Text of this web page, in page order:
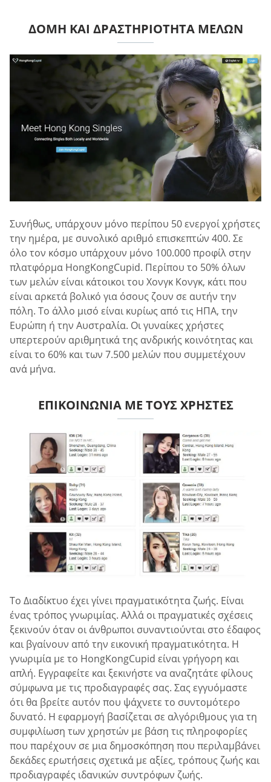
ΔΟΜΉ ΚΑΙ ΔΡΑΣΤΗΡΙΌΤΗΤΑ ΜΕΛΏΝ
Συνήθως, υπάρχουν μόνο περίπου 50 ενεργοί χρήστες
την ημέρα, με συνολικό αριθμό επισκεπτών 400. Σε
όλο τον κόσμο υπάρχουν μόνο 100.000 προφίλ στην
πλατφόρμα HongKongCupid. Περίπου το 50% όλων
των μελών είναι κάτοικοι του Χονγκ Κονγκ, κάτι που
είναι αρκετά βολικό για όσους ζουν σε αυτήν την
πόλη. Το άλλο μισό είναι κυρίως από τις ΗΠΑ, την
Ευρώπη ή την Αυστραλία. Οι γυναίκες χρήστες
υπερτερούν αριθμητικά της ανδρικής κοινότητας και
είναι το 60% και των 7.500 μελών που συμμετέχουν
ανά μήνα.
ΕΠΙΚΟΙΝΩΝΊΑ ΜΕ ΤΟΥΣ ΧΡΉΣΤΕΣ
Το Διαδίκτυο έχει γίνει πραγματικότητα ζωής. Είναι
ένας τρόπος γνωριμίας. Αλλά οι πραγματικές σχέσεις
ξεκινούν όταν οι άνθρωποι συναντιούνται στο έδαφος
και βγαίνουν από την εικονική πραγματικότητα. Η
γνωριμία με το HongKongCupid είναι γρήγορη και
απλή. Εγγραφείτε και ξεκινήστε να αναζητάτε φίλους
σύμφωνα με τις προδιαγραφές σας. Σας εγγυόμαστε
ότι θα βρείτε αυτόν που ψάχνετε το συντομότερο
δυνατό. Η εφαρμογή βασίζεται σε αλγόριθμους για τη
συμφιλίωση των χρηστών με βάση τις πληροφορίες
που παρέχουν σε μια δημοσκόπηση που περιλαμβάνει
δεκάδες ερωτήσεις σχετικά με αξίες, τρόπους ζωής και
προδιαγραφές ιδανικών συντρόφων ζωής.